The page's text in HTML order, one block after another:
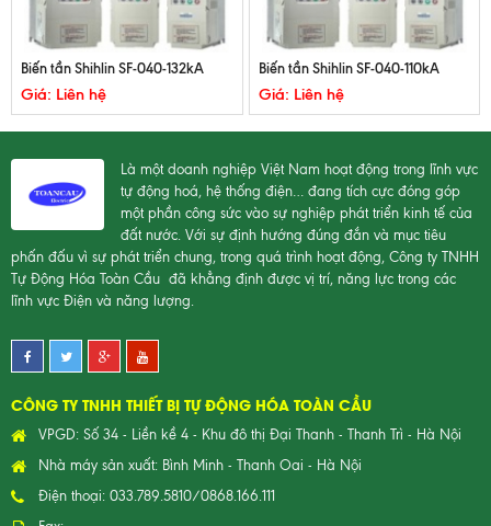
Biến tần Shihlin SF-040-132kA
Giá: Liên hệ
Biến tần Shihlin SF-040-110kA
Giá: Liên hệ
Là một doanh nghiệp Việt Nam hoạt động trong lĩnh vực
tự động hoá, hệ thống điện… đang tích cực đóng góp
một phần công sức vào sự nghiệp phát triển kinh tế của
đất nước. Với sự định hướng đúng đắn và mục tiêu
phấn đấu vì sự phát triển chung, trong quá trình hoạt động, Công ty TNHH
Tự Động Hóa Toàn Cầu đã khẳng định được vị trí, năng lực trong các
lĩnh vực Điện và năng lượng.
CÔNG TY TNHH THIẾT BỊ TỰ ĐỘNG HÓA TOÀN CẦU
VPGD: Số 34 - Liền kề 4 - Khu đô thị Đại Thanh - Thanh Trì - Hà Nội
Nhà máy sản xuất: Bình Minh - Thanh Oai - Hà Nội
Điện thoại: 033.789.5810/0868.166.111